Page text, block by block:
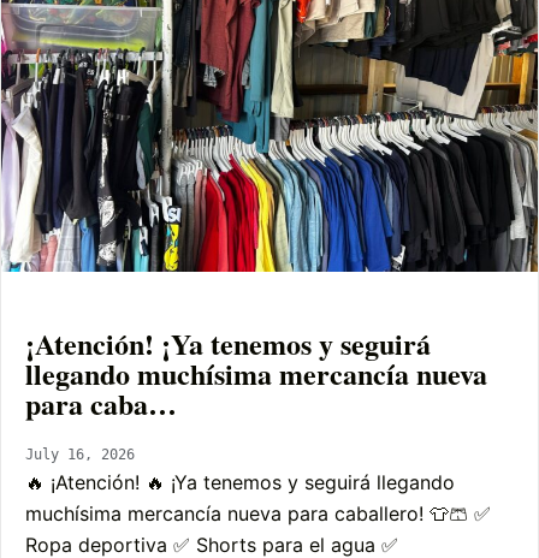
¡Atención! ¡Ya tenemos y seguirá
llegando muchísima mercancía nueva
para caba…
July 16, 2026
🔥 ¡Atención! 🔥 ¡Ya tenemos y seguirá llegando
muchísima mercancía nueva para caballero! 👕🩳 ✅
Ropa deportiva ✅ Shorts para el agua ✅